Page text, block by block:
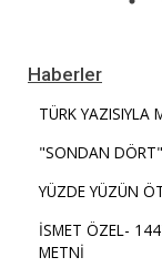
Haberler
TÜRK YAZISIYLA
"SONDAN
YÜZDE YÜZÜN
İSMET ÖZEL-
METNİ